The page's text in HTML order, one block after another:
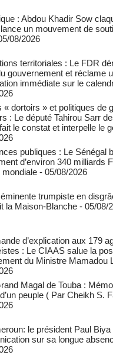
: Abdou Khadir Sow
un mouvement de
08/2026
territoriales : Le FDR
gouvernement et réclame
immédiate sur le
« dortoirs » et politiques de
: Le député Tahirou Sarr
le constat et interpelle le
publiques : Le Sénégal
d’environ 340 milliards
mondiale - 05/08/2026
trumpiste en
la Maison-Blanche - 05/08/
d’explication aux 179
: Le CIAAS salue la
du Ministre Mamadou
Magal de Touba :
peuple ( Par Cheikh S.
le président Paul
sur sa longue